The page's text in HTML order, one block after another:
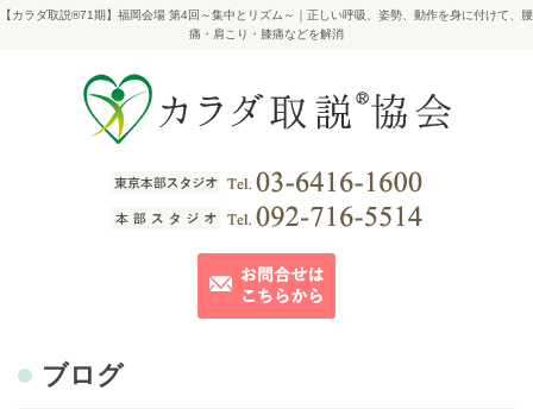
【カラダ取説®71期】福岡会場 第4回～集中とリズム～｜正しい呼吸、姿勢、動作を身に付けて、腰
痛・肩こり・膝痛などを解消
ブログ